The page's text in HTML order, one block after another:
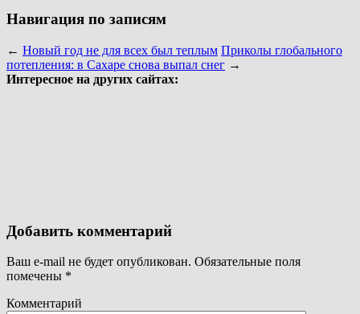
Навигация по записям
← Новый год не для всех был теплым Приколы глобального
потепления: в Сахаре снова выпал снег →
Интересное на других сайтах:
Добавить комментарий
Ваш e-mail не будет опубликован. Обязательные поля
помечены *
Комментарий